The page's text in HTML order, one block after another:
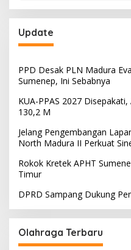
Update
PPD Desak PLN Madura
Sumenep, Ini Sebabnya
KUA-PPAS 2027
130,2 M
Jelang Pengembangan
North Madura II Perkuat
Rokok Kretek APHT
Timur
DPRD Sampang Dukung
Olahraga Terbaru